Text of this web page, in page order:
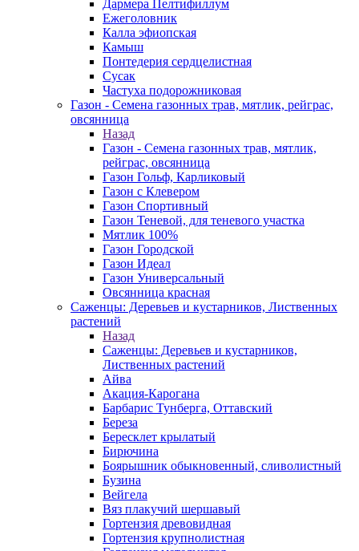
Дармера Пелтифиллум
Ежеголовник
Калла эфиопская
Камыш
Понтедерия сердцелистная
Сусак
Частуха подорожниковая
Газон - Семена газонных трав, мятлик, рейграс,
овсянница
Назад
Газон - Семена газонных трав, мятлик,
рейграс, овсянница
Газон Гольф, Карликовый
Газон с Клевером
Газон Спортивный
Газон Теневой, для теневого участка
Мятлик 100%
Газон Городской
Газон Идеал
Газон Универсальный
Овсянница красная
Саженцы: Деревьев и кустарников, Лиственных
растений
Назад
Саженцы: Деревьев и кустарников,
Лиственных растений
Айва
Акация-Карогана
Барбарис Тунберга, Оттавский
Береза
Бересклет крылатый
Бирючина
Боярышник обыкновенный, сливолистный
Бузина
Вейгела
Вяз плакучий шершавый
Гортензия древовидная
Гортензия крупнолистная